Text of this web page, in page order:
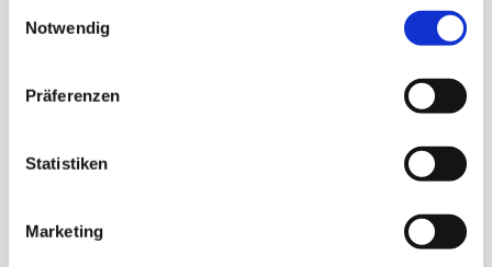
Notwendig
Präferenzen
Statistiken
Marketing
Unternehmen zu finden. Aufgrund unserer
Erfahrung wissen wir, dass die Anforderungen
vielfältig sind wie die zu transportierenden
setzen, passen wir uns an Ihren Bedarf an und
auf Ihre Ansprüche abgestimmt sind.